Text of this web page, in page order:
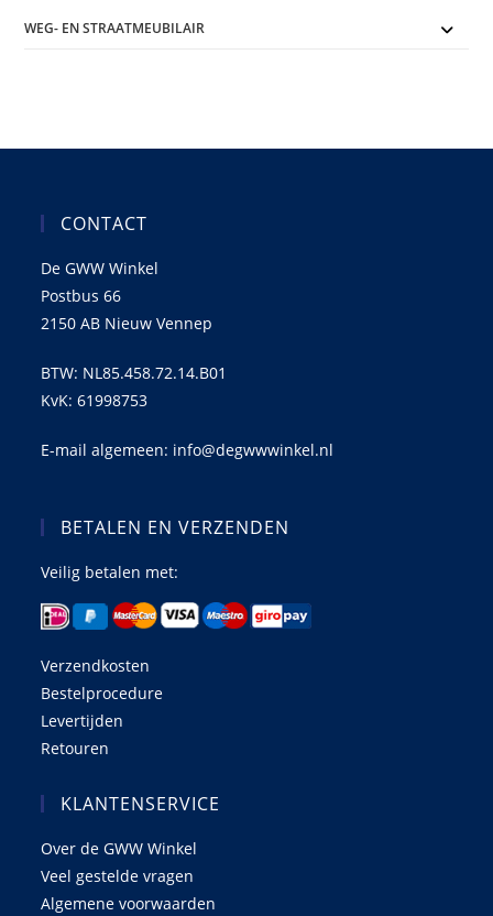
WEG- EN STRAATMEUBILAIR
CONTACT
De GWW Winkel
Postbus 66
2150 AB Nieuw Vennep
BTW: NL85.458.72.14.B01
KvK: 61998753
E-mail algemeen: info@degwwwinkel.nl
BETALEN EN VERZENDEN
Veilig betalen met:
Verzendkosten
Bestelprocedure
Levertijden
Retouren
KLANTENSERVICE
Over de GWW Winkel
Veel gestelde vragen
Algemene voorwaarden